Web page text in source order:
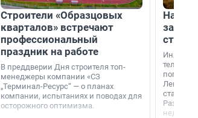
Строители «Образцовых
кварталов» встречают
профессиональный
праздник на работе
В преддверии Дня строителя топ-
менеджеры компании «СЗ
„Терминал-Ресурс“ — о планах
компании, испытаниях и поводах для
осторожного оптимизма.
На
станции